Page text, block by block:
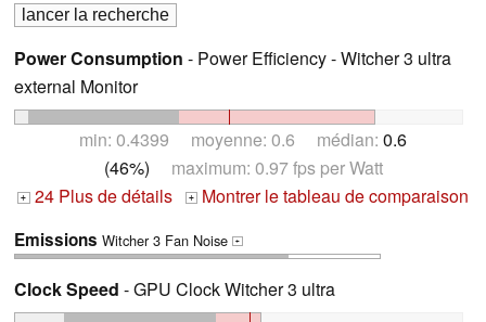
Power Consumption - Power Efficiency - Witcher 3 ultra
external Monitor
min: 0.4399 moyenne: 0.6 médian: 0.6
(46%) maximum: 0.97 fps per Watt
+ 24 Plus de détails + Montrer le tableau de comparaison
Emissions Witcher 3 Fan Noise +
Clock Speed - GPU Clock Witcher 3 ultra